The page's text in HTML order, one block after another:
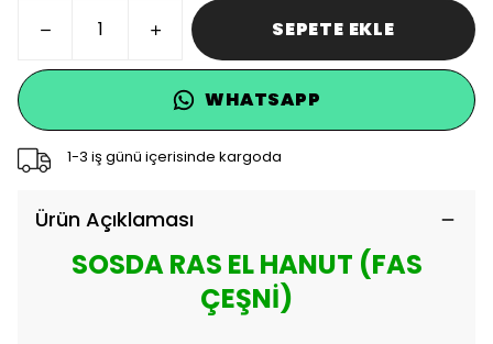
SEPETE EKLE
WHATSAPP
1-3 iş günü içerisinde kargoda
Ürün Açıklaması
SOSDA RAS EL HANUT (FAS
ÇEŞNİ)